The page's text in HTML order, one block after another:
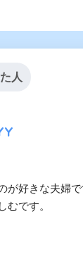
人
が好きな夫婦
むです。